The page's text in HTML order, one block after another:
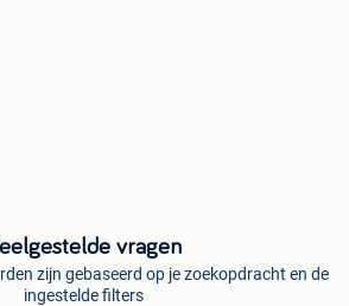
vragen
zijn gebaseerd op je zoekopdracht en de
ingestelde filters